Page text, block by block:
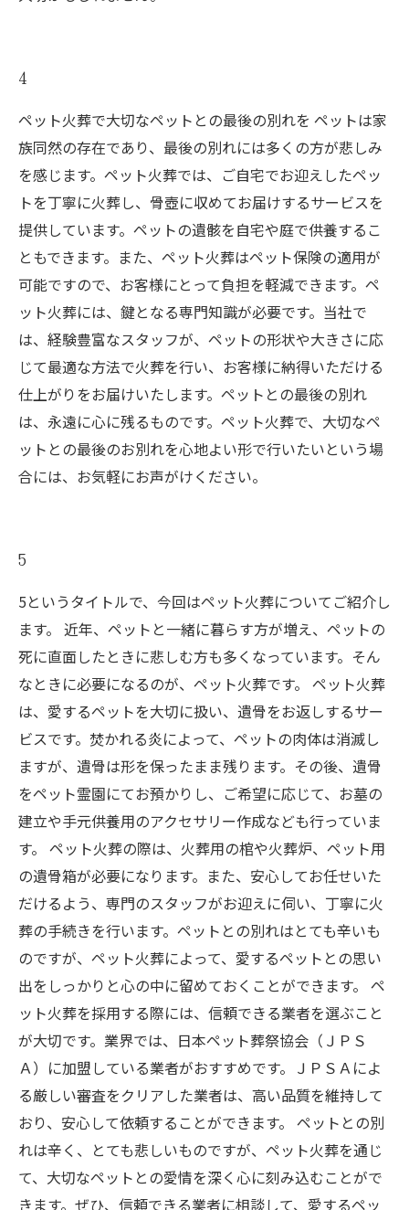
4
ペット火葬で大切なペットとの最後の別れを ペットは家
族同然の存在であり、最後の別れには多くの方が悲しみ
を感じます。ペット火葬では、ご自宅でお迎えしたペッ
トを丁寧に火葬し、骨壺に収めてお届けするサービスを
提供しています。ペットの遺骸を自宅や庭で供養するこ
ともできます。また、ペット火葬はペット保険の適用が
可能ですので、お客様にとって負担を軽減できます。ペ
ット火葬には、鍵となる専門知識が必要です。当社で
は、経験豊富なスタッフが、ペットの形状や大きさに応
じて最適な方法で火葬を行い、お客様に納得いただける
仕上がりをお届けいたします。ペットとの最後の別れ
は、永遠に心に残るものです。ペット火葬で、大切なペ
ットとの最後のお別れを心地よい形で行いたいという場
合には、お気軽にお声がけください。
5
5というタイトルで、今回はペット火葬についてご紹介し
ます。 近年、ペットと一緒に暮らす方が増え、ペットの
死に直面したときに悲しむ方も多くなっています。そん
なときに必要になるのが、ペット火葬です。 ペット火葬
は、愛するペットを大切に扱い、遺骨をお返しするサー
ビスです。焚かれる炎によって、ペットの肉体は消滅し
ますが、遺骨は形を保ったまま残ります。その後、遺骨
をペット霊園にてお預かりし、ご希望に応じて、お墓の
建立や手元供養用のアクセサリー作成なども行っていま
す。 ペット火葬の際は、火葬用の棺や火葬炉、ペット用
の遺骨箱が必要になります。また、安心してお任せいた
だけるよう、専門のスタッフがお迎えに伺い、丁寧に火
葬の手続きを行います。ペットとの別れはとても辛いも
のですが、ペット火葬によって、愛するペットとの思い
出をしっかりと心の中に留めておくことができます。 ペ
ット火葬を採用する際には、信頼できる業者を選ぶこと
が大切です。業界では、日本ペット葬祭協会（ＪＰＳ
Ａ）に加盟している業者がおすすめです。ＪＰＳＡによ
る厳しい審査をクリアした業者は、高い品質を維持して
おり、安心して依頼することができます。 ペットとの別
れは辛く、とても悲しいものですが、ペット火葬を通じ
て、大切なペットとの愛情を深く心に刻み込むことがで
きます。ぜひ、信頼できる業者に相談して、愛するペッ